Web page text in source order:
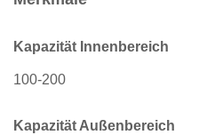
Kapazität Innenbereich
100-200
Kapazität Außenbereich